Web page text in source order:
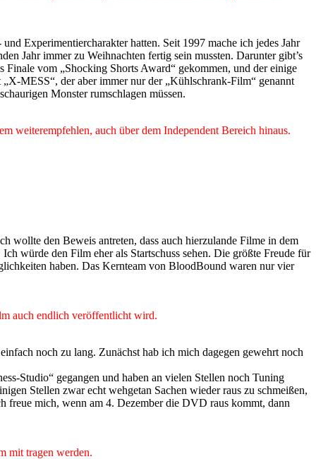
Experimentiercharakter hatten. Seit 1997 mache ich jedes Jahr
Jahr immer zu Weihnachten fertig sein mussten. Darunter gibt’s
vom „Shocking Shorts Award“ gekommen, und der einige
MESS“, der aber immer nur der „Kühlschrank-Film“ genannt
Monster rumschlagen müssen.
weiterempfehlen, auch über dem Independent Bereich hinaus.
wollte den Beweis antreten, dass auch hierzulande Filme in dem
würde den Film eher als Startschuss sehen. Die größte Freude für
haben. Das Kernteam von BloodBound waren nur vier
auch endlich veröffentlicht wird.
noch zu lang. Zunächst hab ich mich dagegen gewehrt noch
Studio“ gegangen und haben an vielen Stellen noch Tuning
Stellen zwar echt wehgetan Sachen wieder raus zu schmeißen,
freue mich, wenn am 4. Dezember die DVD raus kommt, dann
mit tragen werden.